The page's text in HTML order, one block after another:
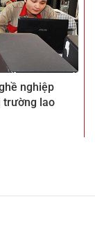
nghiệp
trường lao